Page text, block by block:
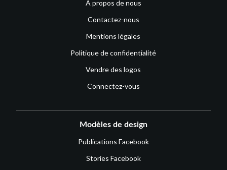
À propos de nous
Contactez-nous
Mentions légales
Politique de confidentialité
Vendre des logos
Connectez-vous
Modèles de design
Publications Facebook
Stories Facebook